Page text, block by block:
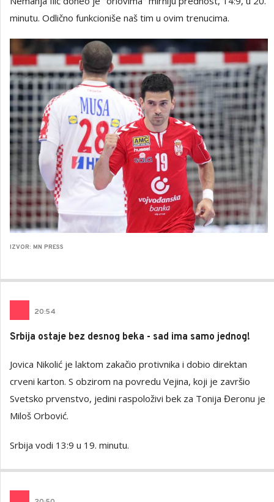
minutu. Odlično funkcioniše naš tim u ovim trenucima.
IZVOR: MN PRESS
20:54
Srbija ostaje bez desnog beka - sad ima samo jednog!
Jovica Nikolić je laktom zakačio protivnika i dobio direktan
crveni karton. S obzirom na povredu Vejina, koji je završio
Svetsko prvenstvo, jedini raspoloživi bek za Tonija Đeronu je
Miloš Orbović.
Srbija vodi 13:9 u 19. minutu.